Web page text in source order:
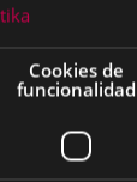
Cookies de
funcionalidad